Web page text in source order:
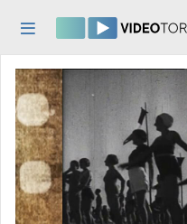
Home
Log In
Discovery
Categories